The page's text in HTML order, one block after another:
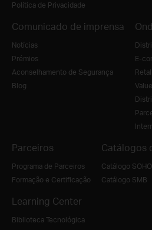
Política de Privacidade
Comunicado de imprensa
Notícias
Prémios
Aconselhamento de Segurança
Blog
E-
Parceiros
Programa de Parceiros
Formação e Certificação
Catálogos
Catálogo SOHO
Catálogo SMB
Learning Center
Biblioteca Tecnológica